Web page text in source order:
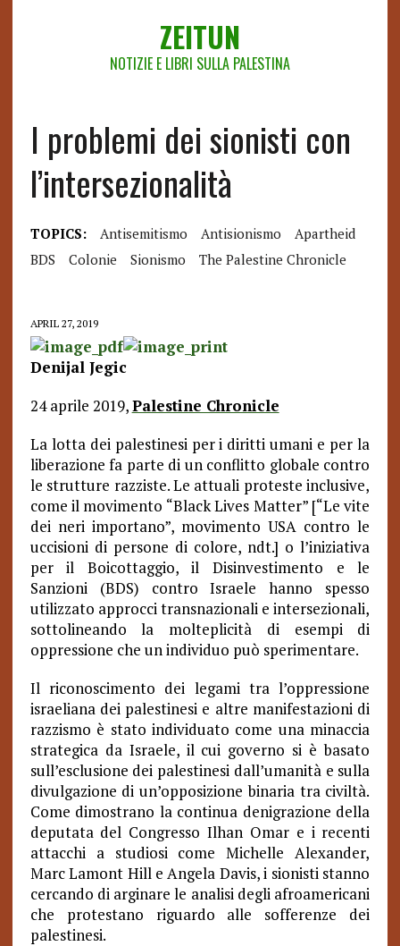
ZEITUN
NOTIZIE E LIBRI SULLA PALESTINA
I problemi dei sionisti con
l’intersezionalità
TOPICS: Antisemitismo Antisionismo
Apartheid
BDS
Colonie Sionismo The Palestine Chronicle
APRIL 27, 2019
Denijal Jegic
24 aprile 2019,Palestine Chronicle
La lotta dei palestinesi per i diritti umani e per la
liberazione fa parte di un conflitto globale contro
le strutture razziste. Le attuali proteste inclusive,
come il movimento “Black Lives Matter” [“Le vite
dei neri importano”, movimento USA contro le
uccisioni di persone di colore, ndt.] o l’iniziativa
per il Boicottaggio, il Disinvestimento e le
Sanzioni (BDS) contro Israele hanno spesso
utilizzato approcci transnazionali e intersezionali,
sottolineando la molteplicità di esempi di
oppressione che un individuo può sperimentare.
Il riconoscimento dei legami tra l’oppressione
israeliana dei palestinesi e altre manifestazioni di
razzismo è stato individuato come una minaccia
strategica da Israele, il cui governo si è basato
sull’esclusione dei palestinesi dall’umanità e sulla
divulgazione di un’opposizione binaria tra civiltà.
Come dimostrano la continua denigrazione della
deputata del Congresso Ilhan Omar e i recenti
attacchi a studiosi come Michelle Alexander,
Marc Lamont Hill e Angela Davis, i sionisti stanno
cercando di arginare le analisi degli afroamericani
che protestano riguardo alle sofferenze dei
palestinesi.